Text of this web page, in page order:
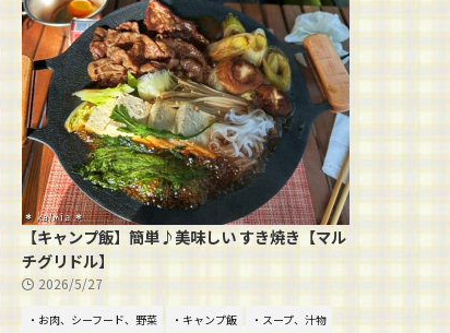
【キャンプ飯】簡単♪美味しい すき焼き【マル
チグリドル】
2026/5/27
・お肉、シーフード、野菜 ・キャンプ飯
・スープ、汁物